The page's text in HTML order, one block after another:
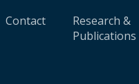
Contact
Research &
Publications